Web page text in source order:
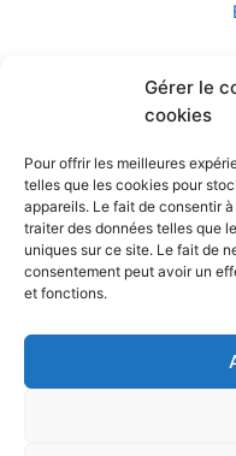
Gérer le
cookies
Pour offrir les meilleures
telles que les cookies pour
appareils. Le fait de consentir
traiter des données telles que
uniques sur ce site. Le fait de
consentement peut avoir un
et fonctions.
Conditions